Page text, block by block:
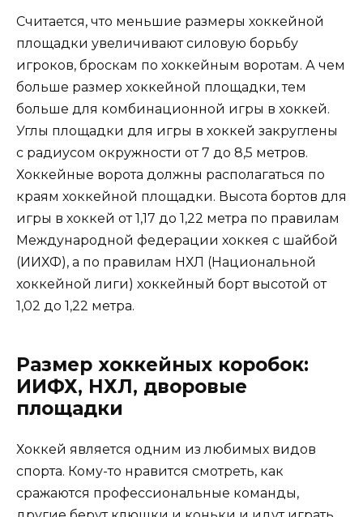
Считается, что меньшие размеры хоккейной
площадки увеличивают силовую борьбу
игроков, броскам по хоккейным воротам. А чем
больше размер хоккейной площадки, тем
больше для комбинационной игры в хоккей.
Углы площадки для игры в хоккей закруглены
с радиусом окружности от 7 до 8,5 метров.
Хоккейные ворота должны располагаться по
краям хоккейной площадки. Высота бортов для
игры в хоккей от 1,17 до 1,22 метра по правилам
Международной федерации хоккея с шайбой
(ИИХФ), а по правилам НХЛ (Национальной
хоккейной лиги) хоккейный борт высотой от
1,02 до 1,22 метра.
Размер хоккейных коробок:
ИИФХ, НХЛ, дворовые
площадки
Хоккей является одним из любимых видов
спорта. Кому-то нравится смотреть, как
сражаются профессиональные команды,